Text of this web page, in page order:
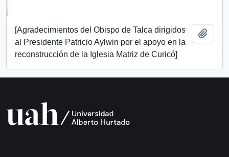
[Agradecimientos del Obispo de Talca dirigidos
al Presidente Patricio Aylwin por el apoyo en la
reconstrucción de la Iglesia Matriz de Curicó]